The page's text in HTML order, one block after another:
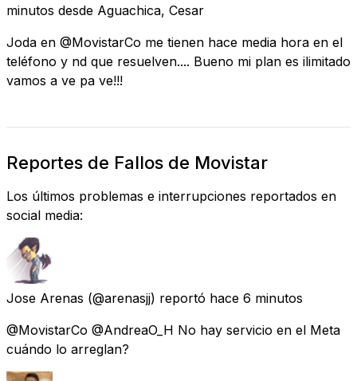
minutos desde Aguachica, Cesar
Joda en @MovistarCo me tienen hace media hora en el
teléfono y nd que resuelven.... Bueno mi plan es ilimitado
vamos a ve pa ve!!!
Reportes de Fallos de Movistar
Los últimos problemas e interrupciones reportados en
social media:
Jose Arenas (@arenasjj) reportó hace 6 minutos
@MovistarCo @AndreaO_H No hay servicio en el Meta
cuándo lo arreglan?